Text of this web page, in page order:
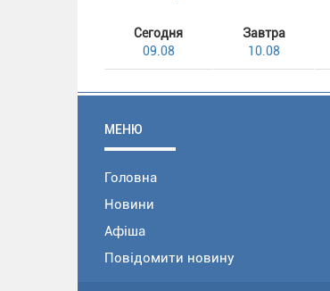
Сегодня
09.08
Завтра
10.08
МЕНЮ
Головна
Новини
Афіша
Повідомити новину